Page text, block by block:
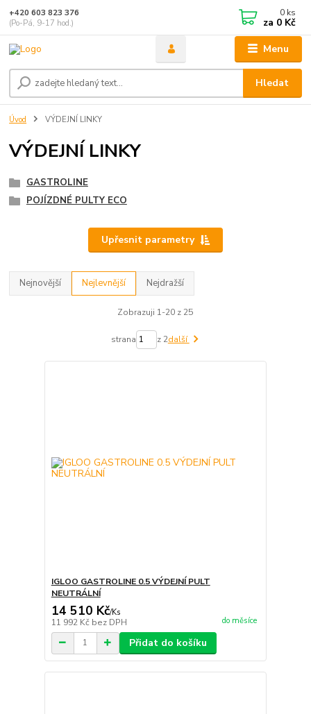
Menu
Hledat
+420 603 823 376
(Po-Pá, 9-17 hod.)
0 ks
za 0 Kč
Úvod VÝDEJNÍ LINKY
VÝDEJNÍ LINKY
GASTROLINE
POJÍZDNÉ PULTY ECO
Upřesnit parametry
Nejnovější Nejlevnější Nejdražší
Zobrazuji 1-20 z 25
strana z 2další
IGLOO GASTROLINE 0.5 VÝDEJNÍ PULT
NEUTRÁLNÍ
14 510 Kč/Ks
11 992 Kč bez DPH do měsíce
Přidat do košíku